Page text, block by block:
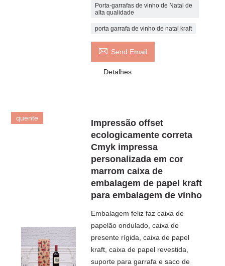
Porta-garrafas de vinho de Natal de
alta qualidade
porta garrafa de vinho de natal kraft
 Send Email
Detalhes
quente
Impressão offset
ecologicamente correta
Cmyk impressa
personalizada em cor
marrom caixa de
embalagem de papel kraft
para embalagem de vinho
Embalagem feliz faz caixa de
papelão ondulado, caixa de
presente rígida, caixa de papel
kraft, caixa de papel revestida,
suporte para garrafa e saco de